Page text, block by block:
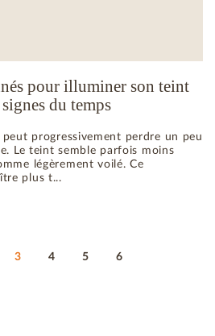
pour illuminer son teint
du temps
peut progressivement perdre un peu
Le teint semble parfois moins
légèrement voilé. Ce
plus t...
3 4 5 6